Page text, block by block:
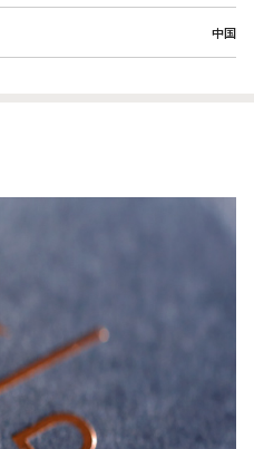
中国